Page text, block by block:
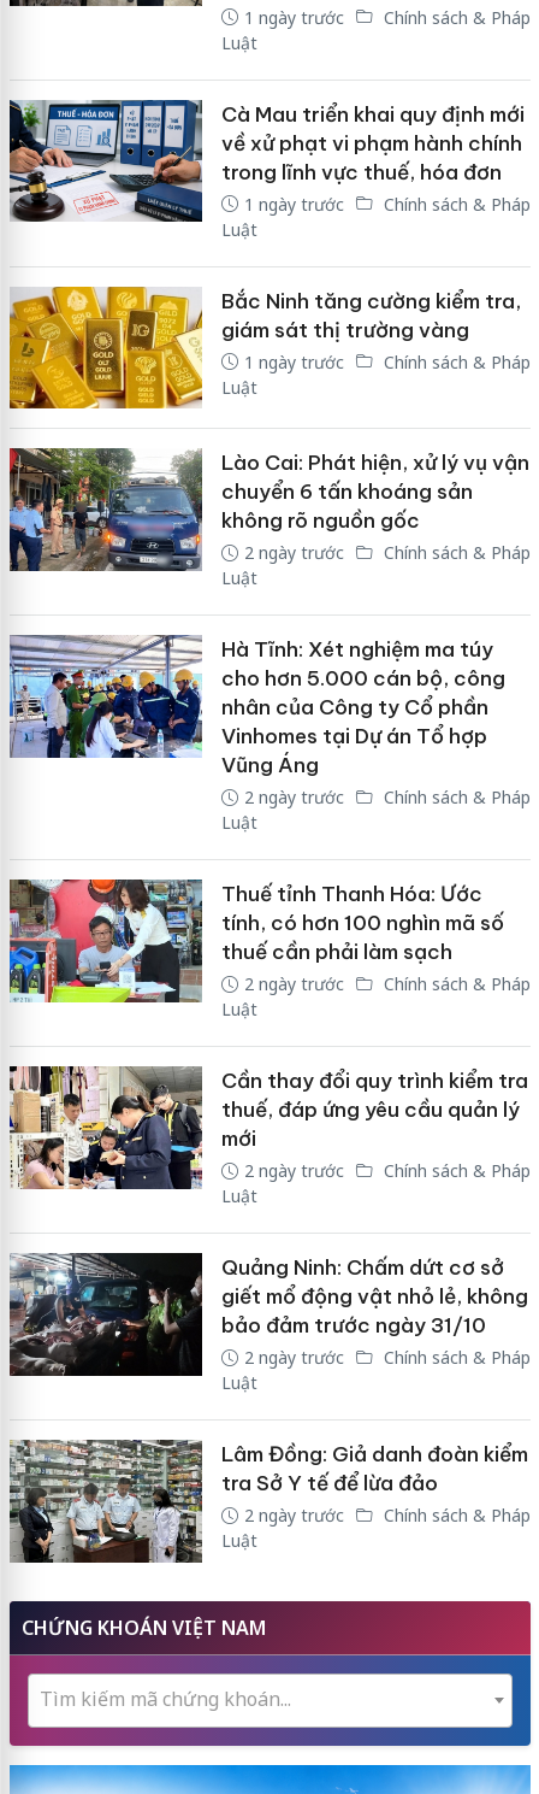
1 ngày trước
Chính sách & Pháp
Luật
Cà Mau triển khai quy định mới
về xử phạt vi phạm hành chính
trong lĩnh vực thuế, hóa đơn
1 ngày trước
Chính sách & Pháp
Luật
Bắc Ninh tăng cường kiểm tra,
giám sát thị trường vàng
1 ngày trước
Chính sách & Pháp
Luật
Lào Cai: Phát hiện, xử lý vụ vận
chuyển 6 tấn khoáng sản
không rõ nguồn gốc
2 ngày trước
Chính sách & Pháp
Luật
Hà Tĩnh: Xét nghiệm ma túy
cho hơn 5.000 cán bộ, công
nhân của Công ty Cổ phần
Vinhomes tại Dự án Tổ hợp
Vũng Áng
2 ngày trước
Chính sách & Pháp
Luật
Thuế tỉnh Thanh Hóa: Ước
tính, có hơn 100 nghìn mã số
thuế cần phải làm sạch
2 ngày trước
Chính sách & Pháp
Luật
Cần thay đổi quy trình kiểm tra
thuế, đáp ứng yêu cầu quản lý
mới
2 ngày trước
Chính sách & Pháp
Luật
Quảng Ninh: Chấm dứt cơ sở
giết mổ động vật nhỏ lẻ, không
bảo đảm trước ngày 31/10
2 ngày trước
Chính sách & Pháp
Luật
Lâm Đồng: Giả danh đoàn kiểm
tra Sở Y tế để lừa đảo
2 ngày trước
Chính sách & Pháp
Luật
CHỨNG KHOÁN VIỆT NAM
Tìm kiếm mã chứng khoán...